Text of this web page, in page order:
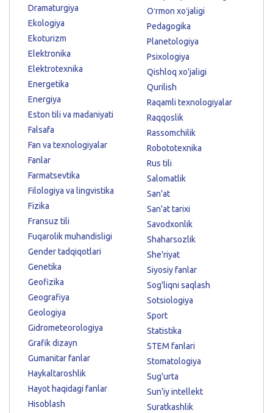
Dramaturgiya
Ekologiya
Ekoturizm
Elektronika
Elektrotexnika
Energetika
Energiya
Eston tili va madaniyati
Falsafa
Fan va texnologiyalar
Fanlar
Farmatsevtika
Filologiya va lingvistika
Fizika
Fransuz tili
Fuqarolik muhandisligi
Gender tadqiqotlari
Genetika
Geofizika
Geografiya
Geologiya
Gidrometeorologiya
Grafik dizayn
Gumanitar fanlar
Haykaltaroshlik
Hayot haqidagi fanlar
Hisoblash
Oʻrmon xoʻjaligi
Pedagogika
Planetologiya
Psixologiya
Qishloq xo'jaligi
Qurilish
Raqamli texnologiyalar
Raqqoslik
Rassomchilik
Robototexnika
Rus tili
Salomatlik
San'at
San'at tarixi
Savodxonlik
Shaharsozlik
She'riyat
Siyosiy fanlar
Sog'liqni saqlash
Sotsiologiya
Sport
Statistika
STEM fanlari
Stomatologiya
Sug'urta
Sun'iy intellekt
Suratkashlik